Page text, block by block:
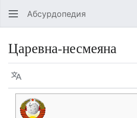
Абсурдопедия
Царевна-несмеяна
Язык